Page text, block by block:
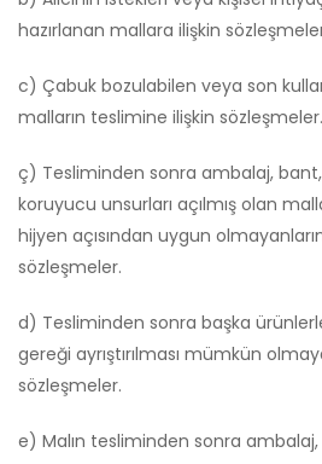
hazırlanan mallara ilişkin
c) Çabuk bozulabilen veya son
malların teslimine ilişkin sözleşmeler.
ç) Tesliminden sonra ambalaj,
koruyucu unsurları açılmış olan
hijyen açısından uygun
sözleşmeler.
d) Tesliminden sonra başka
gereği ayrıştırılması mümkün
sözleşmeler.
e) Malın tesliminden sonra